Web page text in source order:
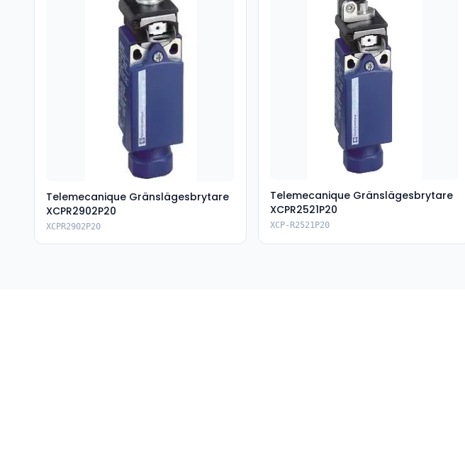
Telemecanique Gränslägesbrytare
XCPR2902P20
XCPR2902P20
Telemecanique Gränslägesbrytare
XCPR2521P20
XCP-R2521P20